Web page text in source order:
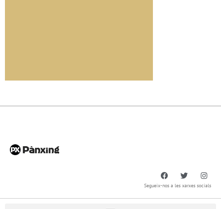
Segueix-nos a les xarxes socials